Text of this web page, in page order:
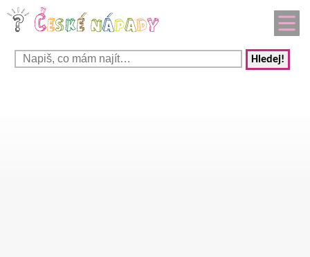
Hledej!